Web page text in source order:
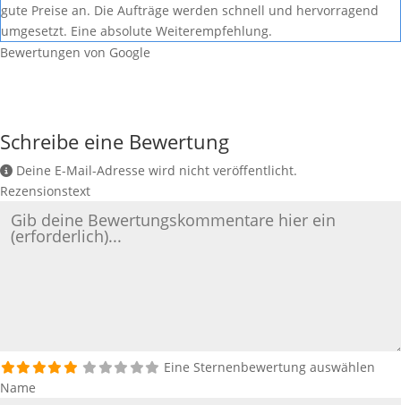
gute Preise an. Die Aufträge werden schnell und hervorragend
umgesetzt. Eine absolute Weiterempfehlung.
Bewertungen von Google
Schreibe eine Bewertung
Deine E-Mail-Adresse wird nicht veröffentlicht.
Rezensionstext
Eine Sternenbewertung auswählen
Name